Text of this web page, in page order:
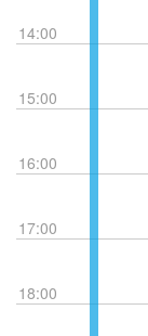
14:00
15:00
16:00
17:00
18:00